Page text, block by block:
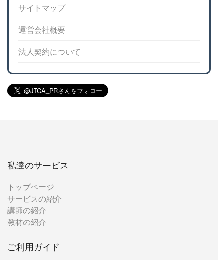
サイトマップ
運営会社概要
法人契約について
私達のサービス
トップページ
サービスの紹介
講師の紹介
教材の紹介
ご利用ガイド